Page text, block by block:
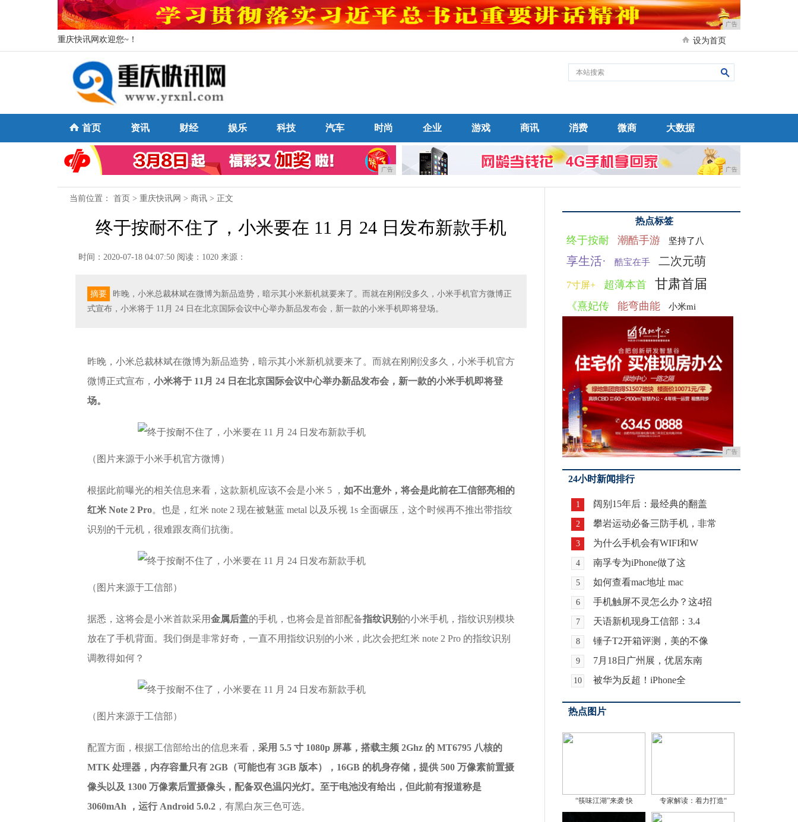
广告
重庆快讯网欢迎您~！ 设为首页
首页 资讯 财经 娱乐 科技 汽车 时尚 企业 游戏 商讯 消费 微商 大数据
广告 广告
当前位置： 首页 > 重庆快讯网 > 商讯 > 正文
终于按耐不住了，小米要在 11 月 24 日发布新款手机
时间：2020-07-18 04:07:50 阅读：1020 来源：
摘要
昨晚，小米总裁林斌在微博为新品造势，暗示其小米新机就要来了。而就在刚刚没多久，小米手机官方微博正
式宣布，小米将于 11月 24 日在北京国际会议中心举办新品发布会，新一款的小米手机即将登场。
昨晚，小米总裁林斌在微博为新品造势，暗示其小米新机就要来了。而就在刚刚没多久，小米手机官方
微博正式宣布， 小米将于 11月 24 日在北京国际会议中心举办新品发布会，新一款的小米手机即将登
场。
（图片来源于小米手机官方微博）
根据此前曝光的相关信息来看，这款新机应该不会是小米 5 ， 如不出意外，将会是此前在工信部亮相的
红米 Note 2 Pro。也是，红米 note 2 现在被魅蓝 metal 以及乐视 1s 全面碾压，这个时候再不推出带指纹
识别的千元机，很难跟友商们抗衡。
（图片来源于工信部）
据悉，这将会是小米首款采用金属后盖的手机，也将会是首部配备指纹识别 的小米手机，指纹识别模块
放在了手机背面。我们倒是非常好奇，一直不用指纹识别的小米，此次会把红米 note 2 Pro 的指纹识别
调教得如何？
（图片来源于工信部）
配置方面，根据工信部给出的信息来看， 采用 5.5 寸 1080p 屏幕，搭载主频 2Ghz 的 MT6795 八核的
MTK 处理器，内存容量只有 2GB（可能也有 3GB 版本），16GB 的机身存储，提供 500 万像素前置摄
像头以及 1300 万像素后置摄像头，配备双色温闪光灯。至于电池没有给出，但此前有报道称是
3060mAh ，运行 Android 5.0.2 ，有黑白灰三色可选。
热点标签
终于按耐 潮酷手游 坚持了八
享生活· 酷宝在手 二次元萌
7寸屏+ 超薄本首 甘肃首届
《熹妃传 能弯曲能 小米mi
广告
24小时新闻排行
1 阔别15年后：最经典的翻盖
2 攀岩运动必备三防手机，非常
3 为什么手机会有WIFI和W
4 南孚专为iPhone做了这
5 如何查看mac地址 mac
6 手机触屏不灵怎么办？这4招
7 天语新机现身工信部：3.4
8 锤子T2开箱评测，美的不像
9 7月18日广州展，优居东南
10 被华为反超！iPhone全
热点图片
“筷味江湖”来袭 快 专家解读：着力打造“